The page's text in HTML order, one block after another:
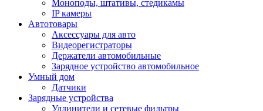
Моноподы, штативы, стедикамы
IP камеры
Автотовары
Аксессуары для авто
Видеорегистраторы
Держатели автомобильные
Зарядное устройство автомобильное
Умный дом
Датчики
Зарядные устройства
Удлинители и сетевые фильтры